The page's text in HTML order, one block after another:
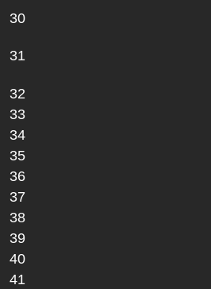
30
31
32
33
34
35
36
37
38
39
40
41